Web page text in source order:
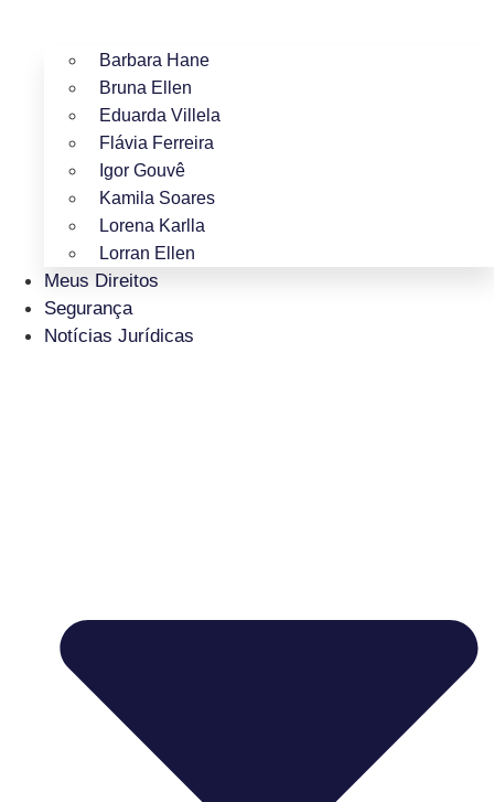
Barbara Hane
Bruna Ellen
Eduarda Villela
Flávia Ferreira
Igor Gouvê
Kamila Soares
Lorena Karlla
Lorran Ellen
Meus Direitos
Segurança
Notícias Jurídicas